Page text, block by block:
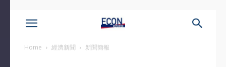
Home 經濟新聞 新聞簡報